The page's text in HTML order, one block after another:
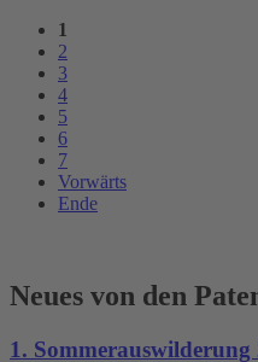
1
2
3
4
5
6
7
Vorwärts
Ende
Neues von den
1. Sommerauswilderung